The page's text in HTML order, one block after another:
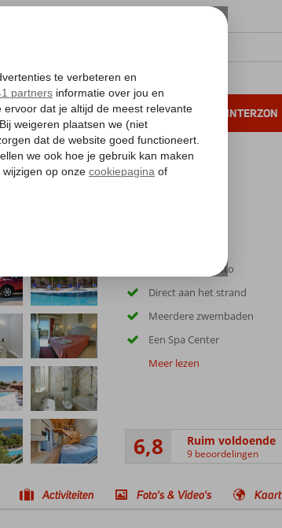
VERRE REIZEN ALL INCLUSIVE WINTERZON
Inclusief huurauto
Direct aan het strand
Meerdere zwembaden
Een Spa Center
Meer lezen
6,8 Ruim voldoende
9 beoordelingen
Activiteiten Foto's & Video's Kaart